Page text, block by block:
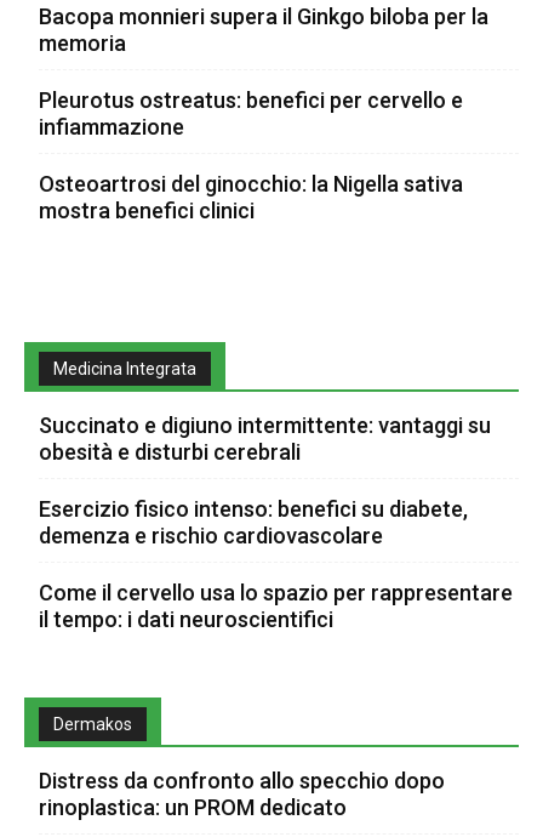
Bacopa monnieri supera il Ginkgo biloba per la
memoria
Pleurotus ostreatus: benefici per cervello e
infiammazione
Osteoartrosi del ginocchio: la Nigella sativa
mostra benefici clinici
Medicina Integrata
Succinato e digiuno intermittente: vantaggi su
obesità e disturbi cerebrali
Esercizio fisico intenso: benefici su diabete,
demenza e rischio cardiovascolare
Come il cervello usa lo spazio per rappresentare
il tempo: i dati neuroscientifici
Dermakos
Distress da confronto allo specchio dopo
rinoplastica: un PROM dedicato